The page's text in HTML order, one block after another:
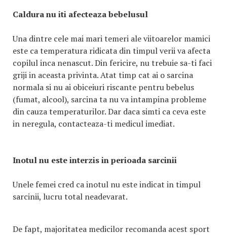
Caldura nu iti afecteaza bebelusul
Una dintre cele mai mari temeri ale viitoarelor mamici
este ca temperatura ridicata din timpul verii va afecta
copilul inca nenascut. Din fericire, nu trebuie sa-ti faci
griji in aceasta privinta. Atat timp cat ai o sarcina
normala si nu ai obiceiuri riscante pentru bebelus
(fumat, alcool), sarcina ta nu va intampina probleme
din cauza temperaturilor. Dar daca simti ca ceva este
in neregula, contacteaza-ti medicul imediat.
Inotul nu este interzis in perioada sarcinii
Unele femei cred ca inotul nu este indicat in timpul
sarcinii, lucru total neadevarat.
De fapt, majoritatea medicilor recomanda acest sport